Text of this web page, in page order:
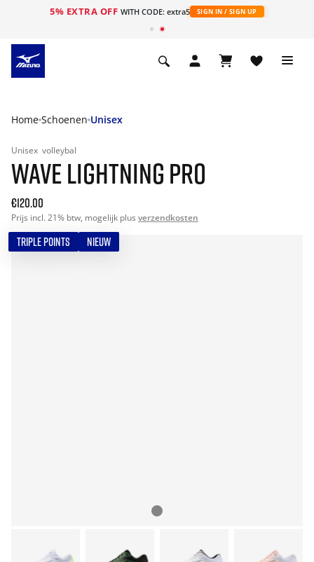
5% EXTRA OFF WITH CODE: extra5 SIGN IN / SIGN UP
Home Schoenen Unisex
Unisex volleybal
WAVE LIGHTNING PRO
€120.00
Prijs incl. 21% btw, mogelijk plus verzendkosten
TRIPLE POINTS NIEUW